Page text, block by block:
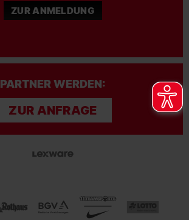
ZUR ANMELDUNG
PARTNER WERDEN:
ZUR ANFRAGE